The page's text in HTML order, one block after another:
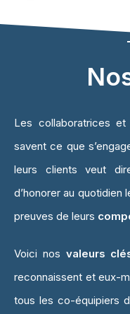
Les collaboratrices
savent ce que
leurs clients veut
d’honorer au quotidien
preuves de leurs
Voici nos valeurs
reconnaissent et eux-
tous les co-équipiers